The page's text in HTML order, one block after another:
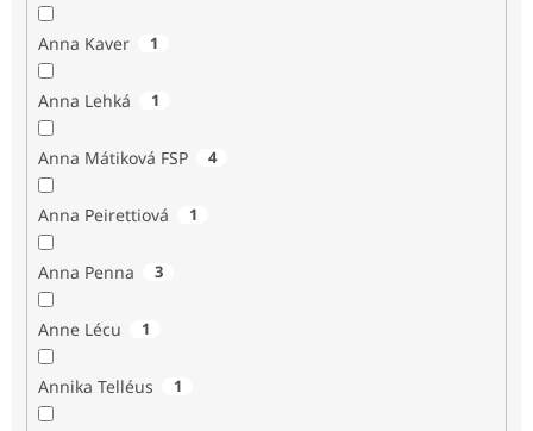
Anna Kaver 1
Anna Lehká 1
Anna Mátiková FSP 4
Anna Peirettiová 1
Anna Penna 3
Anne Lécu 1
Annika Telléus 1